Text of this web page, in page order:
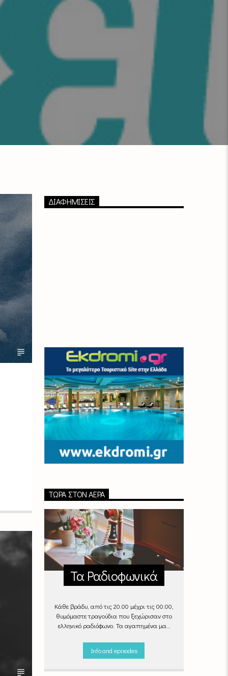
ΔΙΑΦΗΜΙΣΕΙΣ
ΤΏΡΑ ΣΤΟΝ ΑΈΡΑ
Τα Ραδιοφωνικά
Κάθε βράδυ, από τις 20.00 μέχρι τις 00.00,
θυμόμαστε τραγούδια που ξεχώρισαν στο
ελληνικό ραδιόφωνο. Τα αγαπημένα μας
Που ξέρεις, μπορεί και το δικό σου
αγαπημένο τραγούδι να βρίσκεται μέσα σ’
00:00στονEmpneusi 107 FM.
Info and episodes